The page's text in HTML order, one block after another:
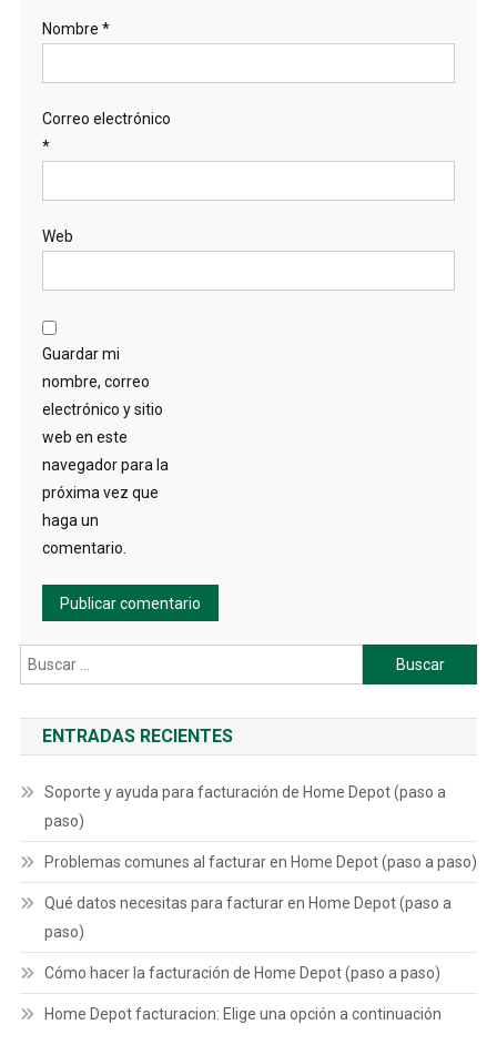
Nombre *
Correo electrónico
*
Web
Guardar mi
nombre, correo
electrónico y sitio
web en este
navegador para la
próxima vez que
haga un
comentario.
Buscar:
ENTRADAS RECIENTES
Soporte y ayuda para facturación de Home Depot (paso a
paso)
Problemas comunes al facturar en Home Depot (paso a paso)
Qué datos necesitas para facturar en Home Depot (paso a
paso)
Cómo hacer la facturación de Home Depot (paso a paso)
Home Depot facturacion: Elige una opción a continuación